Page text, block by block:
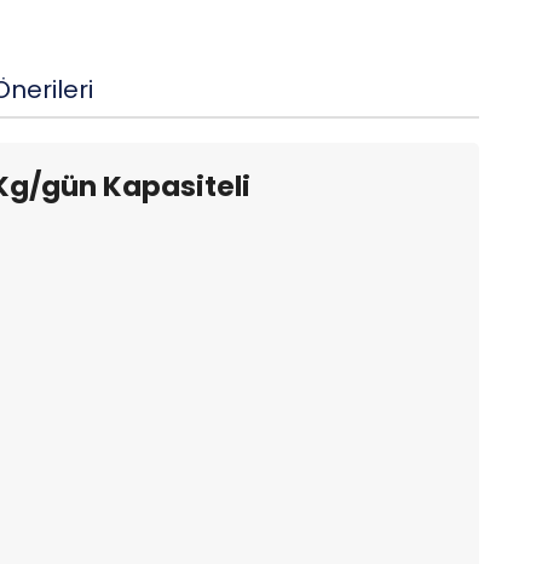
gün Kapasiteli